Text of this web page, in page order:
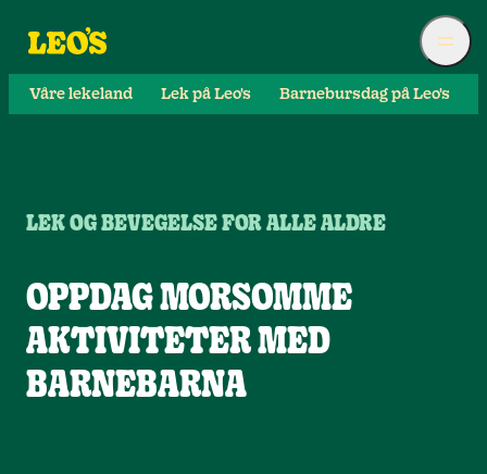
Våre lekeland Lek på Leo's Barnebursdag på Leo's
OPPDAG MORSOMME
AKTIVITETER MED
BARNEBARNA
LEK OG BEVEGELSE FOR ALLE ALDRE